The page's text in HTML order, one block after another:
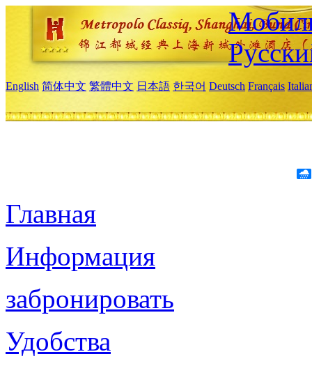
English 简体中文 繁體中文 日本語 한국어 Deutsch Français
Главная
Информация
забронировать
Удобства